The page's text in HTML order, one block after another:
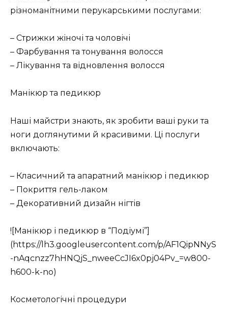
різноманітними перукарськими послугами:
– Стрижки жіночі та чоловічі
– Фарбування та тонування волосся
– Лікування та відновлення волосся
Манікюр та педикюр
Наші майстри знають, як зробити ваші руки та
ноги доглянутими й красивими. Ці послуги
включають:
– Класичний та апаратний манікюр і педикюр
– Покриття гель-лаком
– Декоративний дизайн нігтів
![Манікюр і педикюр в “Подіумі”]
(https://lh3.googleusercontent.com/p/AF1QipNNyS
-nAqcnzz7hHNQjS_nweeCcJI6x0pj04Pv_=w800-
h600-k-no)
Косметологічні процедури